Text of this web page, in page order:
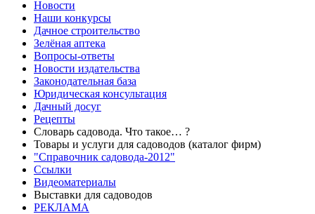
Новости
Наши конкурсы
Дачное строительство
Зелёная аптека
Вопросы-ответы
Новости издательства
Законодательная база
Юридическая консультация
Дачный досуг
Рецепты
Словарь садовода. Что такое… ?
Товары и услуги для садоводов (каталог фирм)
"Справочник садовода-2012"
Ссылки
Видеоматериалы
Выставки для садоводов
РЕКЛАМА